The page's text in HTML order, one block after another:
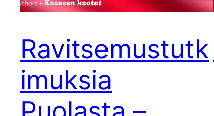
Ravitsemustutk
imuksia